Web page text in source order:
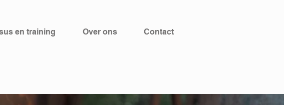
en training Over ons Contact